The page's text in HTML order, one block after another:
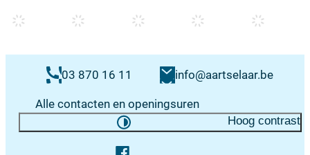
03 870 16 11
E-mail info@aartselaar.be
Alle contacten en openingsuren
Hoog contrast